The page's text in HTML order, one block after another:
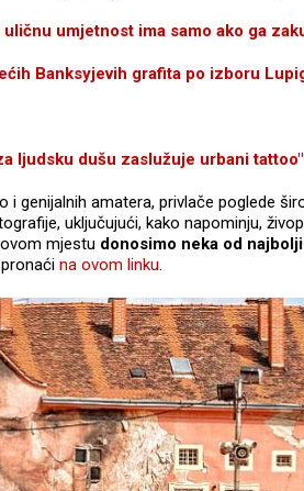
uličnu umjetnost ima samo ako ga
Banksyjevih grafita po izboru
ljudsku dušu zaslužuje urbani tattoo"
i genijalnih amatera, privlače poglede
uključujući, kako napominju,
mjestu donosimo neka od
na ovom linku.